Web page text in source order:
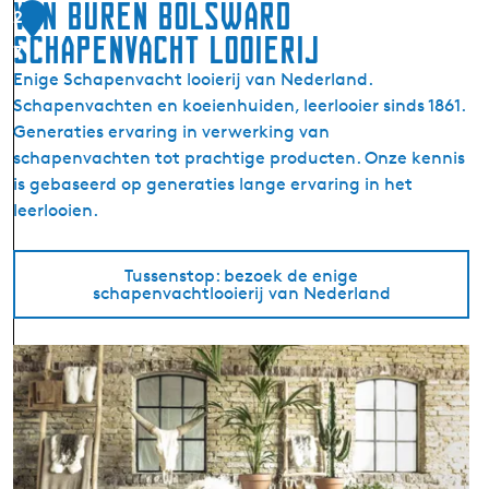
r
k
B
o
l
s
w
a
d
2
7
van Buren Bolsward
schapenvacht looierij
Enige Schapenvacht looierij van Nederland.
Schapenvachten en koeienhuiden, leerlooier sinds 1861.
Generaties ervaring in verwerking van
schapenvachten tot prachtige producten. Onze kennis
is gebaseerd op generaties lange ervaring in het
leerlooien.
Tussenstop: bezoek de enige
schapenvachtlooierij van Nederland
v
a
n
B
u